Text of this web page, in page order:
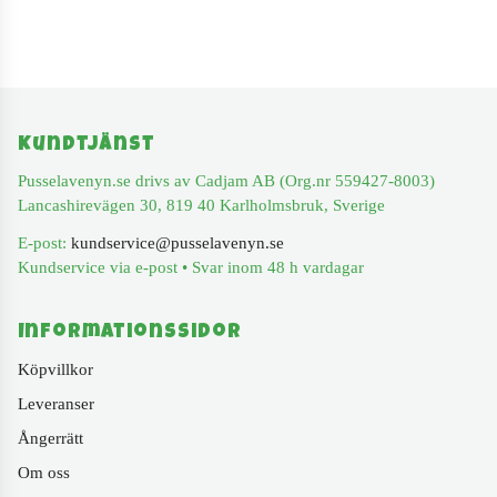
Kundtjänst
Pusselavenyn.se drivs av Cadjam AB (Org.nr 559427-8003)
Lancashirevägen 30, 819 40 Karlholmsbruk, Sverige
E-post: kundservice@pusselavenyn.se
Kundservice via e-post • Svar inom 48 h vardagar
Informationssidor
Köpvillkor
Leveranser
Ångerrätt
Om oss